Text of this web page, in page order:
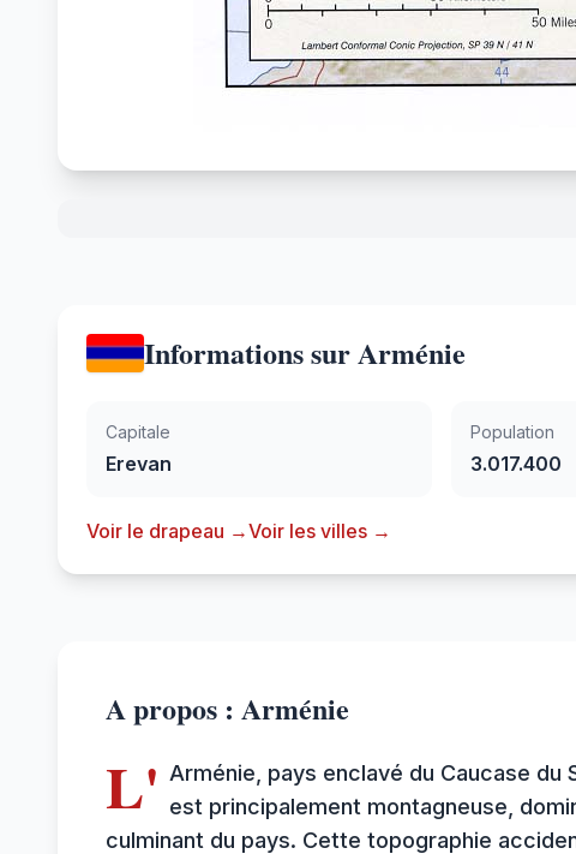
Informations sur Arménie
Capitale
Erevan
Population
3.017.400
Voir le drapeau →Voir les villes →
A propos : Arménie
L' Arménie, pays enclavé du Caucase
est principalement montagneuse,
culminant du pays. Cette topographie